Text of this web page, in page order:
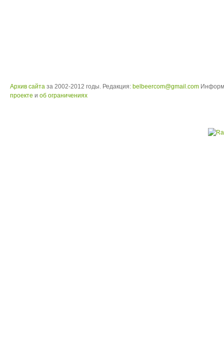
Архив сайта за 2002-2012 годы. Редакция: belbeercom@gmail.com
проекте и об ограничениях